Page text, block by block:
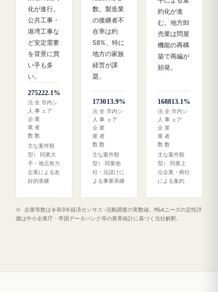
化が進行。
公共工事・
港湾工事な
ど安定需要
を背景に買
い手も多
い。
27
法
人
企
業
数
52
全
事
業
者
数
22.1%
市内シ
ェア
主な案件類
型: 同業大
手・地元有力
企業による友
好的承継
数。製造業
の後継者不
在率は約
58%、特に
地方の家族
経営が課
題。
17
法
人
企
業
数
30
全
事
業
者
数
13.9%
市内シ
ェア
主な案件類
型: 同業他
社・元請けに
よる事業承継
約化が進
む。地方卸
売業は問屋
機能の再構
築で再編が
頻発。
16
法
人
企
業
数
88
全
事
業
者
数
13.1%
市内シ
ェア
主な案件類
型: 同業上
位企業・商社
による集約
※ 企業等数は令和3年経済センサス‐活動調査の実数値。M&Aニーズの定性評
価は中小企業庁・帝国データバンク等の業界統計に基づく当社解釈。